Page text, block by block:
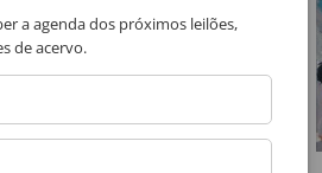
a agenda dos próximos leilões,
de acervo.